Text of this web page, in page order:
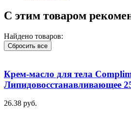
С этим товаром
Найдено товаров:
Сбросить все
Крем-масло для тела
Липидовосстанавливающее
26.38 руб.